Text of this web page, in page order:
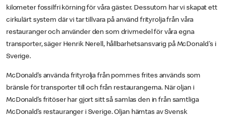
kilometer fossilfri körning för våra gäster. Dessutom har vi skapat ett
cirkulärt system där vi tar tillvara på använd frityrolja från våra
restauranger och använder den som drivmedel för våra egna
transporter, säger Henrik Nerell, hållbarhetsansvarig på McDonald's i
Sverige.
McDonald’s använda frityrolja från pommes frites används som
bränsle för transporter till och från restaurangerna. När oljan i
McDonald’s fritöser har gjort sitt så samlas den in från samtliga
McDonald’s restauranger i Sverige. Oljan hämtas av Svensk